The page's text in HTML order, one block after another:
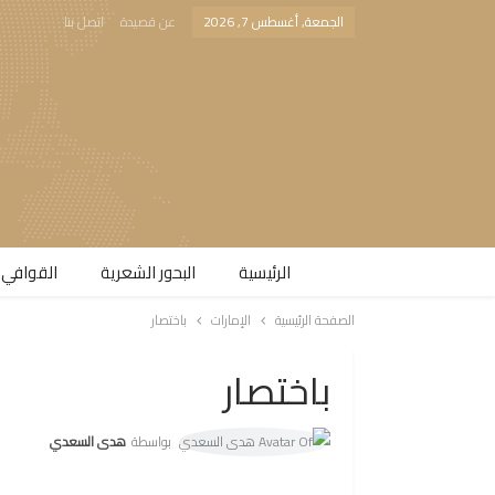
الجمعة, أغسطس 7, 2026 عن قصيدة اتصل بنا
الرئيسية البحور الشعرية​
الصفحة الرئيسية الإمارات باختصار
باختصار
بواسطة هدى السعدي